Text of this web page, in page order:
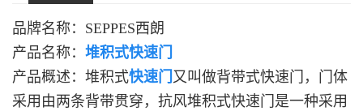
品牌名称：SEPPES西朗
产品名称： 堆积式快速门
产品概述：堆积式快速门 又叫做背带式快速门，门体
采用由两条背带贯穿，抗风堆积式快速门是一种采用